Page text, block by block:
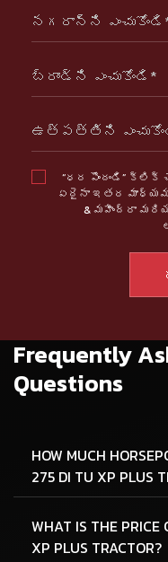
నగరాన్ని
బ్రాండ్ని ఎంచుకోండి*
ఉత్పత్తిని
“ధర పొందండి”
ఏదైనా ఇతర
& మహీంద్రా
Frequently
Questions
HOW MUCH
275 DI TU XP PLUS
WHAT IS THE PRICE
XP PLUS TRACTOR?